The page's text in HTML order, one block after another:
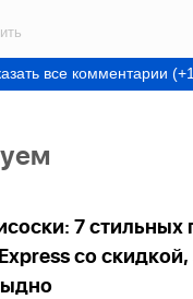
все комментарии
7 стильных
со